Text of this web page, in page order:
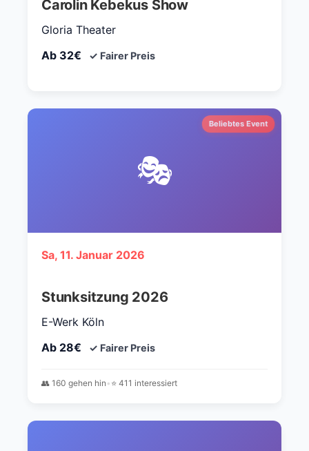
Carolin Kebekus Show
Gloria Theater
Ab 32€
✓ Fairer Preis
🎭
Sa, 11. Januar 2026
Stunksitzung 2026
E-Werk Köln
Ab 28€
✓ Fairer Preis
👥 160 gehen hin • ⭐ 411 interessiert
Beliebtes Event